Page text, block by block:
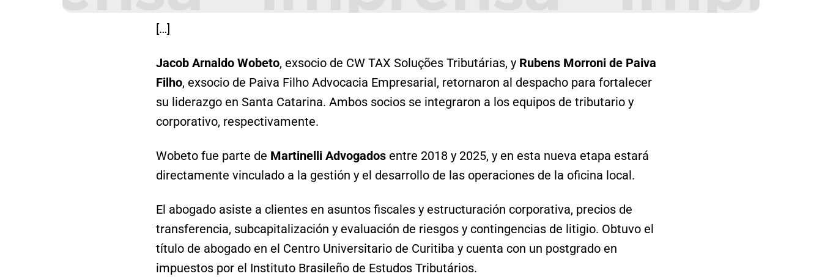
[…]
Jacob Arnaldo Wobeto, exsocio de CW TAX Soluções Tributárias, y Rubens Morroni de Paiva
Filho, exsocio de Paiva Filho Advocacia Empresarial, retornaron al despacho para fortalecer
su liderazgo en Santa Catarina. Ambos socios se integraron a los equipos de tributario y
corporativo, respectivamente.
Wobeto fue parte de Martinelli Advogadosentre 2018 y 2025, y en esta nueva etapa estará
directamente vinculado a la gestión y el desarrollo de las operaciones de la oficina local.
El abogado asiste a clientes en asuntos fiscales y estructuración corporativa, precios de
transferencia, subcapitalización y evaluación de riesgos y contingencias de litigio. Obtuvo el
título de abogado en el Centro Universitario de Curitiba y cuenta con un postgrado en
impuestos por el Instituto Brasileño de Estudos Tributários.